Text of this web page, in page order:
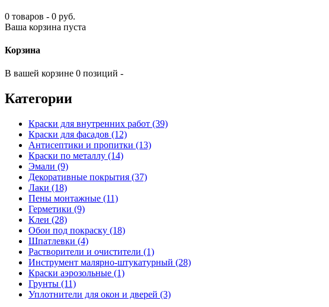
0 товаров - 0 руб.
Ваша корзина пуста
Корзина
В вашей корзине 0 позиций -
Категории
Краски для внутренних работ (39)
Краски для фасадов (12)
Антисептики и пропитки (13)
Краски по металлу (14)
Эмали (9)
Декоративные покрытия (37)
Лаки (18)
Пены монтажные (11)
Герметики (9)
Клеи (28)
Обои под покраску (18)
Шпатлевки (4)
Растворители и очистители (1)
Инструмент малярно-штукатурный (28)
Краски аэрозольные (1)
Грунты (11)
Уплотнители для окон и дверей (3)